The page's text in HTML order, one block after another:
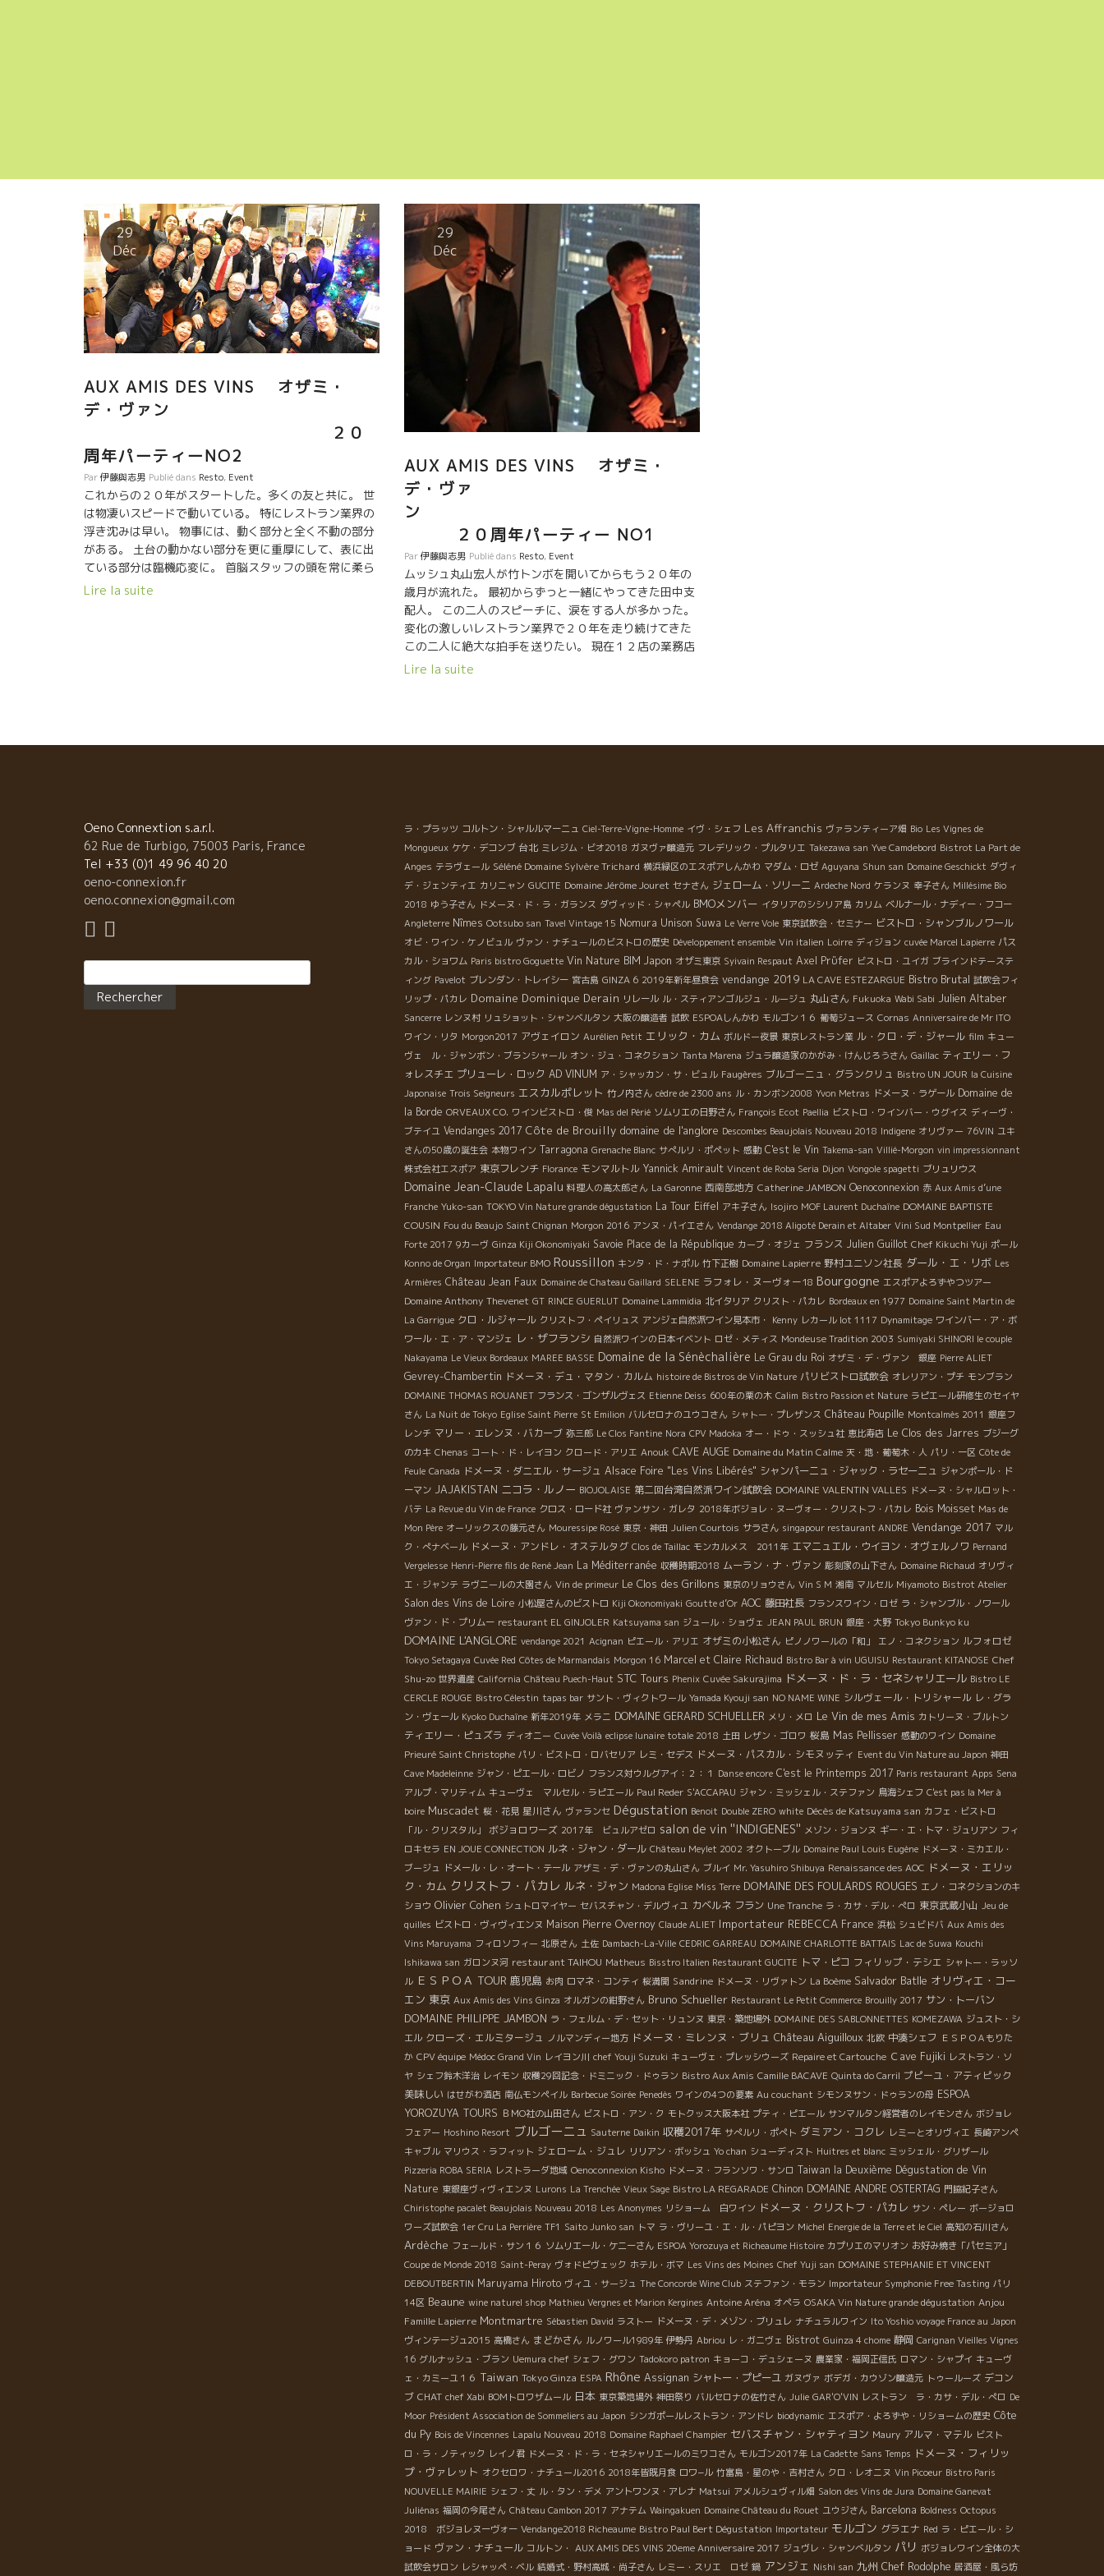
29
Déc
AUX AMIS DES VINS オザミ・
デ・ヴァン
２０
周年パーティーNO2
Par伊藤與志男 Publié dans Resto, Event
これからの２０年がスタートした。多くの友と共に。 世
は物凄いスピードで動いている。 特にレストラン業界の
浮き沈みは早い。 物事には、動く部分と全く不動の部分
がある。 土台の動かない部分を更に重厚にして、表に出
ている部分は臨機応変に。 首脳スタッフの頭を常に柔ら
かく柔軟に。 勿論、トップの頭は最もやわらかい状態を
Lire la suite
29
Déc
AUX AMIS DES VINS オザミ・
デ・ヴァ
ン
２０周年パーティー NO1
Par伊藤與志男 Publié dans Resto, Event
ムッシュ丸山宏人が竹トンボを開いてからもう２０年の
歳月が流れた。 最初からずっと一緒にやってきた田中支
配人。 この二人のスピーチに、涙をする人が多かった。
変化の激しいレストラン業界で２０年を走り続けてきた
この二人に絶大な拍手を送りたい。 現在１２店の業務店
を経営している。 オザミを支えてきたのはまだ
露してくれた。 本当に楽しいひと時を過ごせた。
Lire la suite
Oeno Connextion s.a.r.l.
62 Rue de Turbigo, 75003 Paris, France
Tel +33 (0)1 49 96 40 20
oeno-connexion.fr
oeno.connexion@gmail.com
ラ・プラッツ コルトン・シャルルマーニュ Ciel-Terre-Vigne-Homme イヴ・シェフ Les Affranchis ヴァランティーア畑 Bio Les Vignes de
Mongueux ケケ・デコンブ 台北 ミレジム・ビオ2018 ガヌヴァ醸造元 フレデリック・プルタリエ Takezawa san Yve Camdebord Bistrot La Part de
Anges テラヴェール Séléné Domaine Sylvère Trichard 横浜緑区のエスポアしんかわ マダム・ロゼ Aguyana Shun san Domaine Geschickt ダヴィ
デ・ジェンティエ カリニャン GUCITE Domaine Jérôme Jouret セナさん ジェローム・ソリーニ Ardeche Nord ケランヌ 幸子さん Millésime Bio
2018 ゆう子さん ドメーヌ・ド・ラ・ガランス ダヴィッド・シャペル BMOメンバー イタリアのシシリア島 カリム ベルナール・ナディー・フコー
Angleterre Nîmes Ootsubo san Tavel Vintage 15 Nomura Unison Suwa Le Verre Vole 東京試飲会・セミナー ビストロ・シャンブルノワール
オビ・ワイン・ケノビュル ヴァン・ナチュールのビストロの歴史 Développement ensemble Vin italien Loirre ディジョン cuvée Marcel Lapierre パス
カル・ショワム Paris bistro Goguette Vin Nature BIM Japon オザミ東京 Syivain Respaut Axel Prϋfer ビストロ・ユイガ ブラインドテーステ
ィング Pavelot ブレンダン・トレイシー 宮古島 GINZA 6 2019年新年昼食会 vendange 2019 LA CAVE ESTEZARGUE Bistro Brutal 試飲会フィ
リップ・パカレ Domaine Dominique Derain リレール ル・スティアンゴルジュ・ルージュ 丸山さん Fukuoka Wabi Sabi Julien Altaber
Sancerre レンヌ村 リュショット・シャンベルタン 大阪の醸造者 試飲 ESPOAしんかわ モルゴン１６ 葡萄ジュース Cornas Anniversaire de Mr ITO
ワイン・リタ Morgon2017 アヴェイロン Aurélien Petit エリック・カム ボルドー夜景 東京レストラン業 ル・クロ・デ・ジャール film キュー
ヴェ ル・ジャンボン・ブランシャール オン・ジュ・コネクション Tanta Marena ジュラ醸造家のかがみ・けんじろうさん Gaillac ティエリー・フ
ォレスチエ プリューレ・ロック AD VINUM ア・シャッカン・サ・ビュル Faugères ブルゴーニュ・グランクリュ Bistro UN JOUR la Cuisine
Japonaise Trois Seigneurs エスカルポレット 竹ノ内さん cèdre de 2300 ans ル・カンボン2008 Yvon Metras ドメーヌ・ラゲール Domaine de
la Borde ORVEAUX CO. ワインビストロ・俊 Mas del Périé ソムリエの日野さん François Ecot Paellia ビストロ・ワインバー・ウグイス ディーヴ・
ブテイユ Vendanges 2017 Côte de Brouilly domaine de l'anglore Descombes Beaujolais Nouveau 2018 Indigene オリヴァー 76VIN ユキ
さんの50歳の誕生会 本物ワイン Tarragona Grenache Blanc サぺルリ・ポペット 感動 C'est le Vin Takema-san Villié-Morgon vin impressionnant
株式会社エスポア 東京フレンチ Florance モンマルトル Yannick Amirault Vincent de Roba Seria Dijon Vongole spagetti ブリュリウス
Domaine Jean-Claude Lapalu 料理人の高太郎さん La Garonne 西南部地方 Catherine JAMBON Oenoconnexion 赤 Aux Amis d’une
Franche Yuko-san TOKYO Vin Nature grande dégustation La Tour Eiffel アキ子さん Isojiro MOF Laurent Duchaîne DOMAINE BAPTISTE
COUSIN Fou du Beaujo Saint Chignan Morgon 2016 アンヌ・パイエさん Vendange 2018 Aligoté Derain et Altaber Vini Sud Montpellier Eau
Forte 2017 9カーヴ Ginza Kiji Okonomiyaki Savoie Place de la République カーブ・オジェ フランス Julien Guillot Chef Kikuchi Yuji ポール
Konno de Organ Importateur BMO Roussillon キンタ・ド・ナポル 竹下正樹 Domaine Lapierre 野村ユニソン社長 ダール・エ・リボ Les
Armières Château Jean Faux Domaine de Chateau Gaillard SELENE ラフォレ・ヌーヴォー18 Bourgogne エスポアよろずやつツアー
Domaine Anthony Thevenet GT RINCE GUERLUT Domaine Lammidia 北イタリア クリスト・パカレ Bordeaux en 1977 Domaine Saint Martin de
La Garrigue クロ・ルジャール クリストフ・ペイリュス アンジェ自然派ワイン見本市・ Kenny レカール lot 1117 Dynamitage ワインバー・ア・ボ
ワール・エ・ア・マンジェ レ・ザフランシ 自然派ワインの日本イベント ロゼ・メティス Mondeuse Tradition 2003 Sumiyaki SHINORI le couple
Nakayama Le Vieux Bordeaux MAREE BASSE Domaine de la Sénèchalière Le Grau du Roi オザミ・デ・ヴァン 銀座 Pierre ALIET
Gevrey-Chambertin ドメーヌ・デュ・マタン・カルム histoire de Bistros de Vin Nature パリビストロ試飲会 オレリアン・プチ モンブラン
DOMAINE THOMAS ROUANET フランス・ゴンザルヴェス Etienne Deiss 600年の栗の木 Calim Bistro Passion et Nature ラピエール研修生のセイヤ
さん La Nuit de Tokyo Eglise Saint Pierre St Emilion バルセロナのユウコさん シャトー・プレザンス Château Poupille Montcalmès 2011 銀座フ
レンチ マリー・エレンヌ・バカーブ 弥三郎 Le Clos Fantine Nora CPV Madoka オー・ドゥ・スッシュ社 恵比寿店 Le Clos des Jarres ブジーグ
のカキ Chenas コート・ド・レイヨン クロード・アリエ Anouk CAVE AUGE Domaine du Matin Calme 天・地・葡萄木・人 パリ・一区 Côte de
Feule Canada ドメーヌ・ダニエル・サージュ Alsace Foire "Les Vins Libérés" シャンパーニュ・ジャック・ラセーニュ ジャンポール・ド
ーマン JAJAKISTAN ニコラ・ルノー BIOJOLAISE 第二回台湾自然派ワイン試飲会 DOMAINE VALENTIN VALLES ドメーヌ・シャルロット・
バテ La Revue du Vin de France クロス・ロード社 ヴァンサン・ガレタ 2018年ボジョレ・ヌーヴォー・クリストフ・パカレ Bois Moisset Mas de
Mon Père オーリックスの藤元さん Mouressipe Rosé 東京・神田 Julien Courtois サラさん singapour restaurant ANDRE Vendange 2017 マル
ク・ぺナベール ドメーヌ・アンドレ・オステルタグ Clos de Taillac モンカルメス 2011年 エマニュエル・ウイヨン・オヴェルノワ Pernand
Vergelesse Henri-Pierre fils de René Jean La Méditerranée 収穫時期2018 ムーラン・ナ・ヴァン 彫刻家の山下さん Domaine Richaud オリヴィ
エ・ジャンテ ラヴニールの大園さん Vin de primeur Le Clos des Grillons 東京のリョウさん Vin S M 湘南 マルセル Miyamoto Bistrot Atelier
Salon des Vins de Loire 小松屋さんのビストロ Kiji Okonomiyaki Goutte d’Or AOC 藤田社長 フランスワイン・ロゼ ラ・シャンブル・ノワール
ヴァン・ド・プリムー restaurant EL GINJOLER Katsuyama san ジュール・ショヴェ JEAN PAUL BRUN 銀座・大野 Tokyo Bunkyo ku
DOMAINE L'ANGLORE vendange 2021 Acignan ピエール・アリエ オザミの小松さん ピノノワールの「和」 エノ・コネクション ルフォロゼ
Tokyo Setagaya Cuvée Red Côtes de Marmandais Morgon 16 Marcel et Claire Richaud Bistro Bar à vin UGUISU Restaurant KITANOSE Chef
Shu-zo 世界遺産 California Château Puech-Haut STC Tours Phenix Cuvée Sakurajima ドメーヌ・ド・ラ・セネシャリエール Bistro LE
CERCLE ROUGE Bistro Célestin tapas bar サント・ヴィクトワール Yamada Kyouji san NO NAME WINE シルヴェール・トリシャール レ・グラ
ン・ヴェール Kyoko Duchaîne 新年2019年 メラニ DOMAINE GERARD SCHUELLER メリ・メロ Le Vin de mes Amis カトリーヌ・ブルトン
ティエリー・ピュズラ ディオニー Cuvée Voilà eclipse lunaire totale 2018 土田 レザン・ゴロワ 桜島 Mas Pellisser 感動のワイン Domaine
Prieuré Saint Christophe パリ・ビストロ・ロバセリア レミ・セデス ドメーヌ・パスカル・シモヌッティ Event du Vin Nature au Japon 神田
Cave Madeleinne ジャン・ピエール・ロビノ フランス対ウルグアイ：２：１ Danse encore C'est le Printemps 2017 Paris restaurant Apps Sena
アルプ・マリティム キューヴェ マルセル・ラピエール Paul Reder S'ACCAPAU ジャン・ミッシェル・ステファン 鳥海シェフ C'est pas la Mer à
boire Muscadet 桜・花見 星川さん ヴァランセ Dégustation Benoit Double ZERO white Décès de Katsuyama san カフェ・ビストロ
「ル・クリスタル」
ボジョロワーズ 2017年 ビュルアゼロ salon de vin ''INDIGENES'' メゾン・ジョンヌ ギー・エ・トマ・ジュリアン フィ
ロキセラ EN JOUE CONNECTION ルネ・ジャン・ダール Château Meylet 2002 オクトーブル Domaine Paul Louis Eugène ドメーヌ・ミカエル・
ブージュ ドメール・レ・オート・テール アザミ・デ・ヴァンの丸山さん ブルイ Mr. Yasuhiro Shibuya Renaissance des AOC ドメーヌ・エリッ
ク・カム クリストフ・パカレ ルネ・ジャン Madona Eglise Miss Terre DOMAINE DES FOULARDS ROUGES エノ・コネクションのキ
ショウ Olivier Cohen シュトロマイヤー セバスチャン・デルヴィユ カベルネ フラン Une Tranche ラ・カサ・デル・ぺロ 東京武蔵小山 Jeu de
quilles ビストロ・ヴィヴィエンヌ Maison Pierre Overnoy Claude ALIET Importateur REBECCA France 浜松 シュビドバ Aux Amis des
Vins Maruyama フィロソフィー 北原さん 土佐 Dambach-La-Ville CEDRIC GARREAU DOMAINE CHARLOTTE BATTAIS Lac de Suwa Kouchi
Ishikawa san ガロンヌ河 restaurant TAIHOU Matheus Bisstro Italien Restaurant GUCITE トマ・ピコ フィリップ・テシエ シャトー・ラッソ
ル ＥＳＰＯＡ TOUR 鹿児島 お肉 ロマネ・コンティ 桜満開 Sandrine ドメーヌ・リヴァトン La Boème Salvador Batlle オリヴィエ・コー
エン 東京 Aux Amis des Vins Ginza オルガンの紺野さん Bruno Schueller Restaurant Le Petit Commerce Brouilly 2017 サン・トーバン
DOMAINE PHILIPPE JAMBON ラ・フェルム・デ・セット・リュンヌ 東京・築地場外 DOMAINE DES SABLONNETTES KOMEZAWA ジュスト・シ
エル クローズ・エルミタージュ ノルマンディー地方 ドメーヌ・ミレンヌ・ブリュ Château Aiguilloux 北欧 中湊シェフ ＥＳＰＯＡもりた
か CPV équipe Médoc Grand Vin レイヨン川 chef Youji Suzuki キューヴェ・プレッシウーズ Repaire et Cartouche Ｃave Fujiki レストラン・ソ
ヤ シェフ鈴木洋治 レイモン 収穫29回記念・ドミニック・ドゥラン Bistro Aux Amis Camille BACAVE Quinta do Carril プピーユ・アティピック
美味しい はせがわ酒店 南仏モンペイル Barbecue Soirée Penedès ワインの4つの要素 Au couchant シモンヌサン・ドゥランの母 ESPOA
YOROZUYA TOURS ＢＭО社の山田さん ビストロ・アン・ク モトクッス大阪本社 プティ・ピエール サンマルタン経営者のレイモンさん ボジョレ
フェアー Hoshino Resort ブルゴーニュ Sauterne Daikin 収穫2017年 サぺルリ・ポぺト ダミアン・コクレ レミーとオリヴィエ 長崎アンペ
キャブル マリウス・ラフィット ジェローム・ジュレ リリアン・ボッシュ Yo chan シューディスト Huitres et blanc ミッシェル・グリザール
Pizzeria ROBA SERIA レストラーダ地域 Oenoconnexion Kisho ドメーヌ・フランソワ・サンロ Taiwan la Deuxième Dégustation de Vin
Nature 東銀座ヴィヴィエンヌ Lurons La Trenchée Vieux Sage Bistro LA REGARADE Chinon DOMAINE ANDRE OSTERTAG 門脇紀子さん
Chiristophe pacalet Beaujolais Nouveau 2018 Les Anonymes リショーム 白ワイン ドメーヌ・クリストフ・パカレ サン・ペレー ボージョロ
ワーズ試飲会 1er Cru La Perrière TF1 Saito Junko san トマ ラ・ヴリーユ・エ・ル・パピヨン Michel Energie de la Terre et le Ciel 高知の石川さん
Ardèche フェールド・サン１６ ソムリエール・ケニーさん ESPOA Yorozuya et Richeaume Histoire カプリエのマリオン お好み焼き「パセミア」
Coupe de Monde 2018 Saint-Peray ヴォドピヴェック ホテル・ボマ Les Vins des Moines Chef Yuji san DOMAINE STEPHANIE ET VINCENT
DEBOUTBERTIN Maruyama Hiroto ヴィユ・サージュ The Concorde Wine Club ステファン・モラン Importateur Symphonie Free Tasting パリ
14区 Beaune wine naturel shop Mathieu Vergnes et Marion Kergines Antoine Aréna オペラ OSAKA Vin Nature grande dégustation Anjou
Famille Lapierre Montmartre Sébastien David ラストー ドメーヌ・デ・メゾン・ブリュレ ナチュラルワイン Ito Yoshio voyage France au Japon
ヴィンテージュ2015 高橋さん まどかさん ルノワール1989年 伊勢丹 Abriou レ・ガニヴェ Bistrot Guinza 4 chome 静岡 Carignan Vieilles Vignes
16 グルナッシュ・ブラン Uemura chef シェフ・グワン Tadokoro patron キョーコ・デュシェーヌ 農業家・福岡正信氏 ロマン・シャプイ キューヴ
ェ・カミーユ１６ Taiwan Tokyo Ginza ESPA Rhône Assignan シャトー・プピーユ ガヌヴァ ボデガ・カウゾン醸造元 トゥールーズ デコン
ブ CHAT chef Xabi BOMトロワザムール 日本 東京築地場外 神田祭り バルセロナの佐竹さん Julie GAR'O'VIN レストラン ラ・カサ・デル・ぺロ De
Moor Président Association de Sommeliers au Japon シンガポールレストラン・アンドレ biodynamic エスポア・よろずや・リショームの歴史 Côte
du Py Bois de Vincennes Lapalu Nouveau 2018 Domaine Raphael Champier セバスチャン・シャティヨン Maury アルマ・マテル ビスト
ロ・ラ・ノティック レイノ君 ドメーヌ・ド・ラ・セネシャリエールのミワコさん モルゴン2017年 La Cadette Sans Temps ドメーヌ・フィリッ
プ・ヴァレット オクセロワ・ナチュール2016 2018年皆既月食 ロワ−ル 竹富島・星のや・吉村さん クロ・レオニヌ Vin Picoeur Bistro Paris
NOUVELLE MAIRIE シェフ・丈 ル・タン・デメ アントワンヌ・アレナ Matsui アメルシュヴィル畑 Salon des Vins de Jura Domaine Ganevat
Juliénas 福岡の今尾さん Château Cambon 2017 アナテム Waingakuen Domaine Château du Rouet ユウジさん Barcelona Boldness Octopus
2018 ボジョレヌーヴォー Vendange2018 Richeaume Bistro Paul Bert Dégustation Importateur モルゴン グラエナ Red ラ・ピエール・シ
ョード ヴァン・ナチュール コルトン・ AUX AMIS DES VINS 20eme Anniversaire 2017 ジュヴレ・シャンべルタン パリ ボジョレワイン全体の大
試飲会サロン レシャッペ・ベル 結婚式・野村高城・尚子さん レミー・スリエ ロゼ 鍋 アンジェ Nishi san 九州 Chef Rodolphe 居酒屋・風ら坊